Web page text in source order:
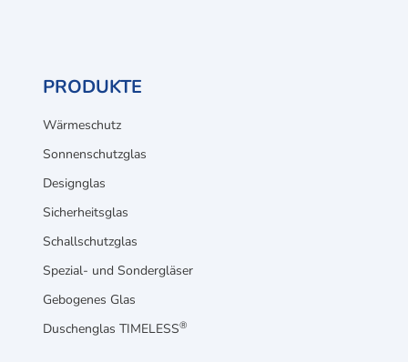
PRODUKTE
Wärmeschutz
Sonnenschutzglas
Designglas
Sicherheitsglas
Schallschutzglas
Spezial- und Sondergläser
Gebogenes Glas
Duschenglas TIMELESS®